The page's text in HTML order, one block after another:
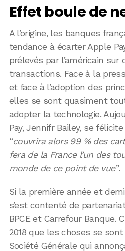
Effet boule de
A l’origine, les banques
tendance à écarter Apple
prélevés par l’américain sur
transactions. Face à la
et face à l’adoption des
elles se sont quasiment
adopter la technologie.
Pay, Jennifr Bailey, se
“couvrira alors 99 % des
fera de la France l’un des
monde de ce point de vue”.
Si la première année et
s’est contenté de
BPCE et Carrefour Banque.
2018 que les choses se
Société Générale qui